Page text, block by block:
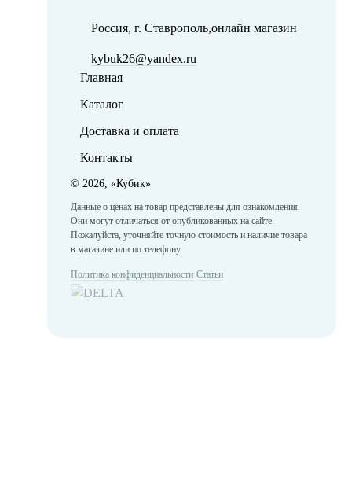
Россия, г. Ставрополь,онлайн магазин
kybuk26@yandex.ru
Главная
Каталог
Доставка и оплата
Контакты
© 2026, «Кубик»
Данные о ценах на товар представлены для ознакомления.
Они могут отличаться от опубликованных на сайте.
Пожалуйста, уточняйте точную стоимость и наличие товара
в магазине или по телефону.
Политика конфиденциальности Статьи